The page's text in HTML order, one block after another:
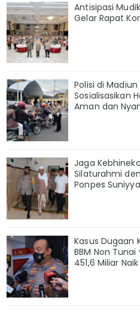
Antisipasi
Gelar Rapat
Polisi di
Sosialisasikan
Aman dan
Jaga
Silaturahmi
Ponpes
Kasus Dugaan
BBM Non
451,6 Miliar